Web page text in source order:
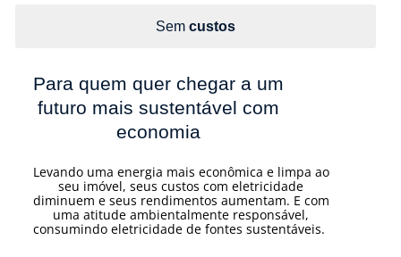
Sem custos
Para quem quer chegar a um
futuro mais sustentável com
economia
Levando uma energia mais econômica e limpa ao
seu imóvel, seus custos com eletricidade
diminuem e seus rendimentos aumentam. E com
uma atitude ambientalmente responsável,
consumindo eletricidade de fontes sustentáveis.